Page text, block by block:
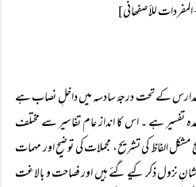
للأصفھاني]
کے تحت درجۂ سادسہ میں داخلِ نصاب ہے
تفسیر ہے ۔ اس کا انداز عام تفاسیر سے مختلف
الفاظ کی تشریح، مجملات کی توضیح اور مہمات
نزول ذکر کیے گئے ہیں اور فصاحت و بالاغت